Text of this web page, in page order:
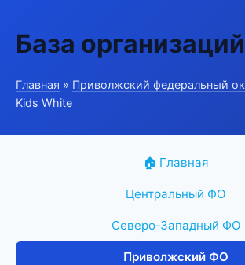
База организаций
Главная » Приволжский федеральный
Kids White
🏠 Главная
Центральный ФО
Северо-Западный ФО
Приволжский ФО